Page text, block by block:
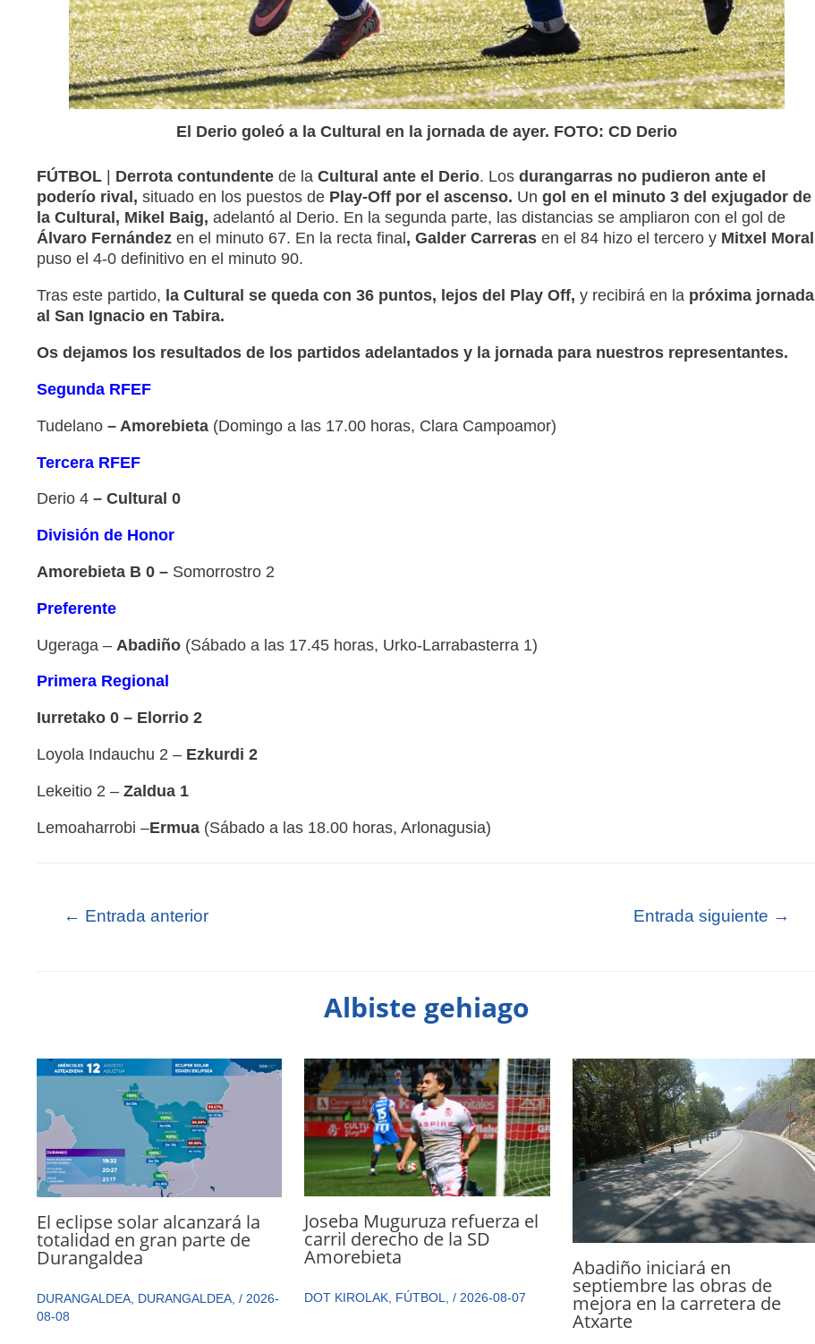
El Derio goleó a la Cultural en la jornada de ayer. FOTO: CD Derio
FÚTBOL| Derrota contundentede laCultural ante el Derio. Los durangarras no pudieron ante el
poderío rival, situado en los puestos dePlay-Off por el ascenso. Un gol en el minuto 3 del exjugador de
la Cultural, Mikel Baig, adelantó al Derio. En la segunda parte, las distancias se ampliaron con el gol de
Álvaro Fernándezen el minuto 67. En la recta final , Galder Carrerasen el 84 hizo el tercero y Mitxel Moral
puso el 4-0 definitivo en el minuto 90.
Tras este partido, la Cultural se queda con 36 puntos, lejos del Play Off, y recibirá en la próxima jornada
al San Ignacio en Tabira.
Os dejamos los resultados de los partidos adelantados y la jornada para nuestros representantes.
Segunda RFEF
Tudelano – Amorebieta(Domingo a las 17.00 horas, Clara Campoamor)
Tercera RFEF
Derio 4 – Cultural 0
División de Honor
Amorebieta B 0 –Somorrostro 2
Preferente
Ugeraga –Abadiño (Sábado a las 17.45 horas, Urko-Larrabasterra 1)
Primera Regional
Iurretako 0 – Elorrio 2
Loyola Indauchu 2 – Ezkurdi 2
Lekeitio 2 – Zaldua 1
Lemoaharrobi –Ermua(Sábado a las 18.00 horas, Arlonagusia)
← Entrada anterior Entrada siguiente →
Albiste gehiago
El eclipse solar alcanzará la
totalidad en gran parte de
Durangaldea
DURANGALDEA, DURANGALDEA, / 2026-
08-08
Joseba Muguruza refuerza el
carril derecho de la SD
Amorebieta
DOT KIROLAK FÚTBOL ,/ 2026-08-07
Abadiño iniciará en
septiembre las obras de
mejora en la carretera de
Atxarte